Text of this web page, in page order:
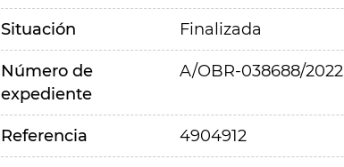
Situación Finalizada
Número de
expediente
A/OBR-038688/2022
Referencia 4904912